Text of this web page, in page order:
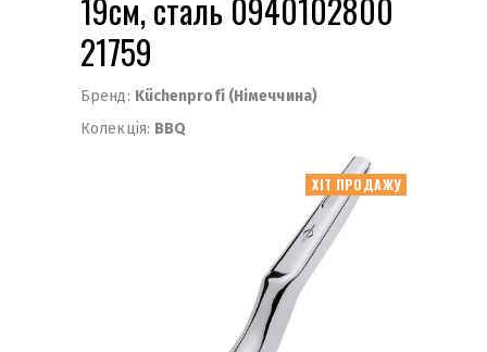
19см, сталь 0940102800
21759
Бренд: Küchenprofi (Німеччина)
Колекція: BBQ
ХІТ ПРОДАЖУ